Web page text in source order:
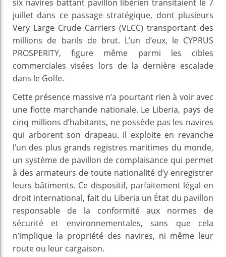
six navires battant pavillon libérien transitaient le 7
juillet dans ce passage stratégique, dont plusieurs
Very Large Crude Carriers (VLCC) transportant des
millions de barils de brut. L’un d’eux, le CYPRUS
PROSPERITY, figure même parmi les cibles
commerciales visées lors de la dernière escalade
dans le Golfe.
Cette présence massive n’a pourtant rien à voir avec
une flotte marchande nationale. Le Liberia, pays de
cinq millions d’habitants, ne possède pas les navires
qui arborent son drapeau. Il exploite en revanche
l’un des plus grands registres maritimes du monde,
un système de pavillon de complaisance qui permet
à des armateurs de toute nationalité d’y enregistrer
leurs bâtiments. Ce dispositif, parfaitement légal en
droit international, fait du Liberia un État du pavillon
responsable de la conformité aux normes de
sécurité et environnementales, sans que cela
n’implique la propriété des navires, ni même leur
route ou leur cargaison.